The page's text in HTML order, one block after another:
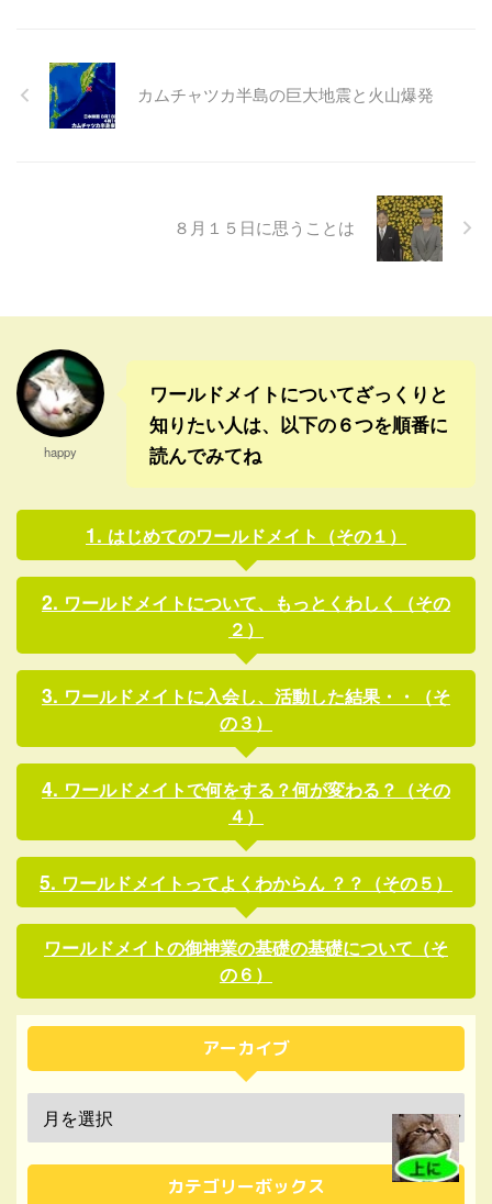
ュラルななか ...
あ、あのまま盛り上がってい
たら、日本のナショナリズム
が危険水域にまで達したかも
あのビデオのおかげで、世界
が、日本政界より世界の国に
おきたのかもしれない。 アメ
リカ ...
長めの公演と、深見東州先生
いたから、自分も含めていろ
いろ内容を想像していたワー
ルドメイト会員もいたと思う
...
カムチャツカ半島の巨大地震と火山爆発
８月１５日に思うことは
happy
ワールドメイトについてざっくりと
知りたい人は、以下の６つを順番に
読んでみてね
はじめてのワールドメイト（その１）
ワールドメイトについて、もっとくわしく（その
２）
ワールドメイトに入会し、活動した結果・・（そ
の３）
ワールドメイトで何をする？何が変わる？（その
４）
ワールドメイトってよくわからん ？？（その５）
ワールドメイトの御神業の基礎の基礎について（そ
の６）
アーカイブ
カテゴリーボックス